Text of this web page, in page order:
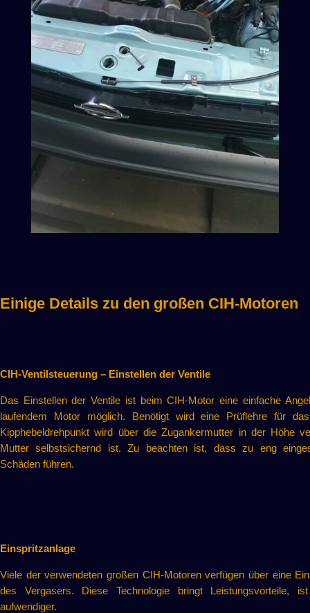
Einige Details zu den großen CIH-Motoren
CIH-Ventilsteuerung – Einstellen der Ventile
Das Einstellen der Ventile ist beim CIH-Motor eine einfache
laufendem Motor möglich. Benötigt wird eine Prüflehre für
Kipphebeldrehpunkt wird über die Zugankermutter in der Höhe
Mutter selbstsichernd ist. Zu beachten ist, dass zu eng
Schäden führen.
Einspritzanlage
Viele der verwendeten großen CIH-Motoren verfügen über eine
des Vergasers. Diese Technologie bringt Leistungsvorteile,
aufwendiger.